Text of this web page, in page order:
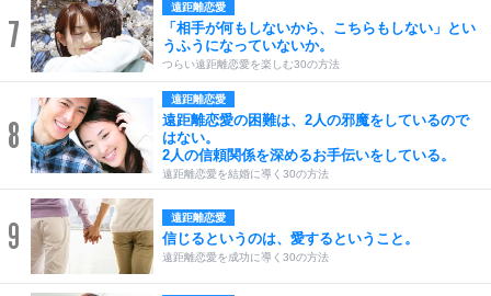
7
遠距離恋愛
「相手が何もしないから、こちらもしない」とい
うふうになっていないか。
つらい遠距離恋愛を楽しむ30の方法
8
遠距離恋愛
遠距離恋愛の困難は、2人の邪魔をしているので
はない。
2人の信頼関係を深めるお手伝いをしている。
遠距離恋愛を結婚に導く30の方法
9 遠距離恋愛
信じるというのは、愛するということ。
遠距離恋愛を成功に導く30の方法